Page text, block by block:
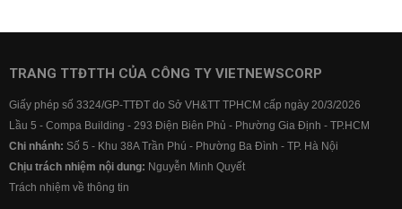
TRANG TTĐTTH CỦA CÔNG TY VIETNEWSCORP
Giấy phép số 3324/GP-TTĐT do Sở VH&TT TPHCM cấp ngày 20/3/2026
Lầu 5 - Compa Building - 293 Điện Biên Phủ - Phường Gia Định - TP.HCM
Chi nhánh: Số 5 - Khu 38A Trần Phú - Phường Ba Đình - TP. Hà Nội
Chịu trách nhiệm nội dung: Nguyễn Minh Quyết
Trách nhiệm về thông tin